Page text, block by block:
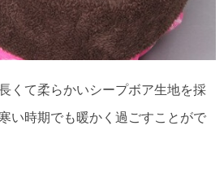
くて柔らかいシープボア生地を採
い時期でも暖かく過ごすことがで